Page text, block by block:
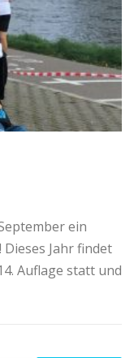
ein
Jahr findet
Auflage statt und